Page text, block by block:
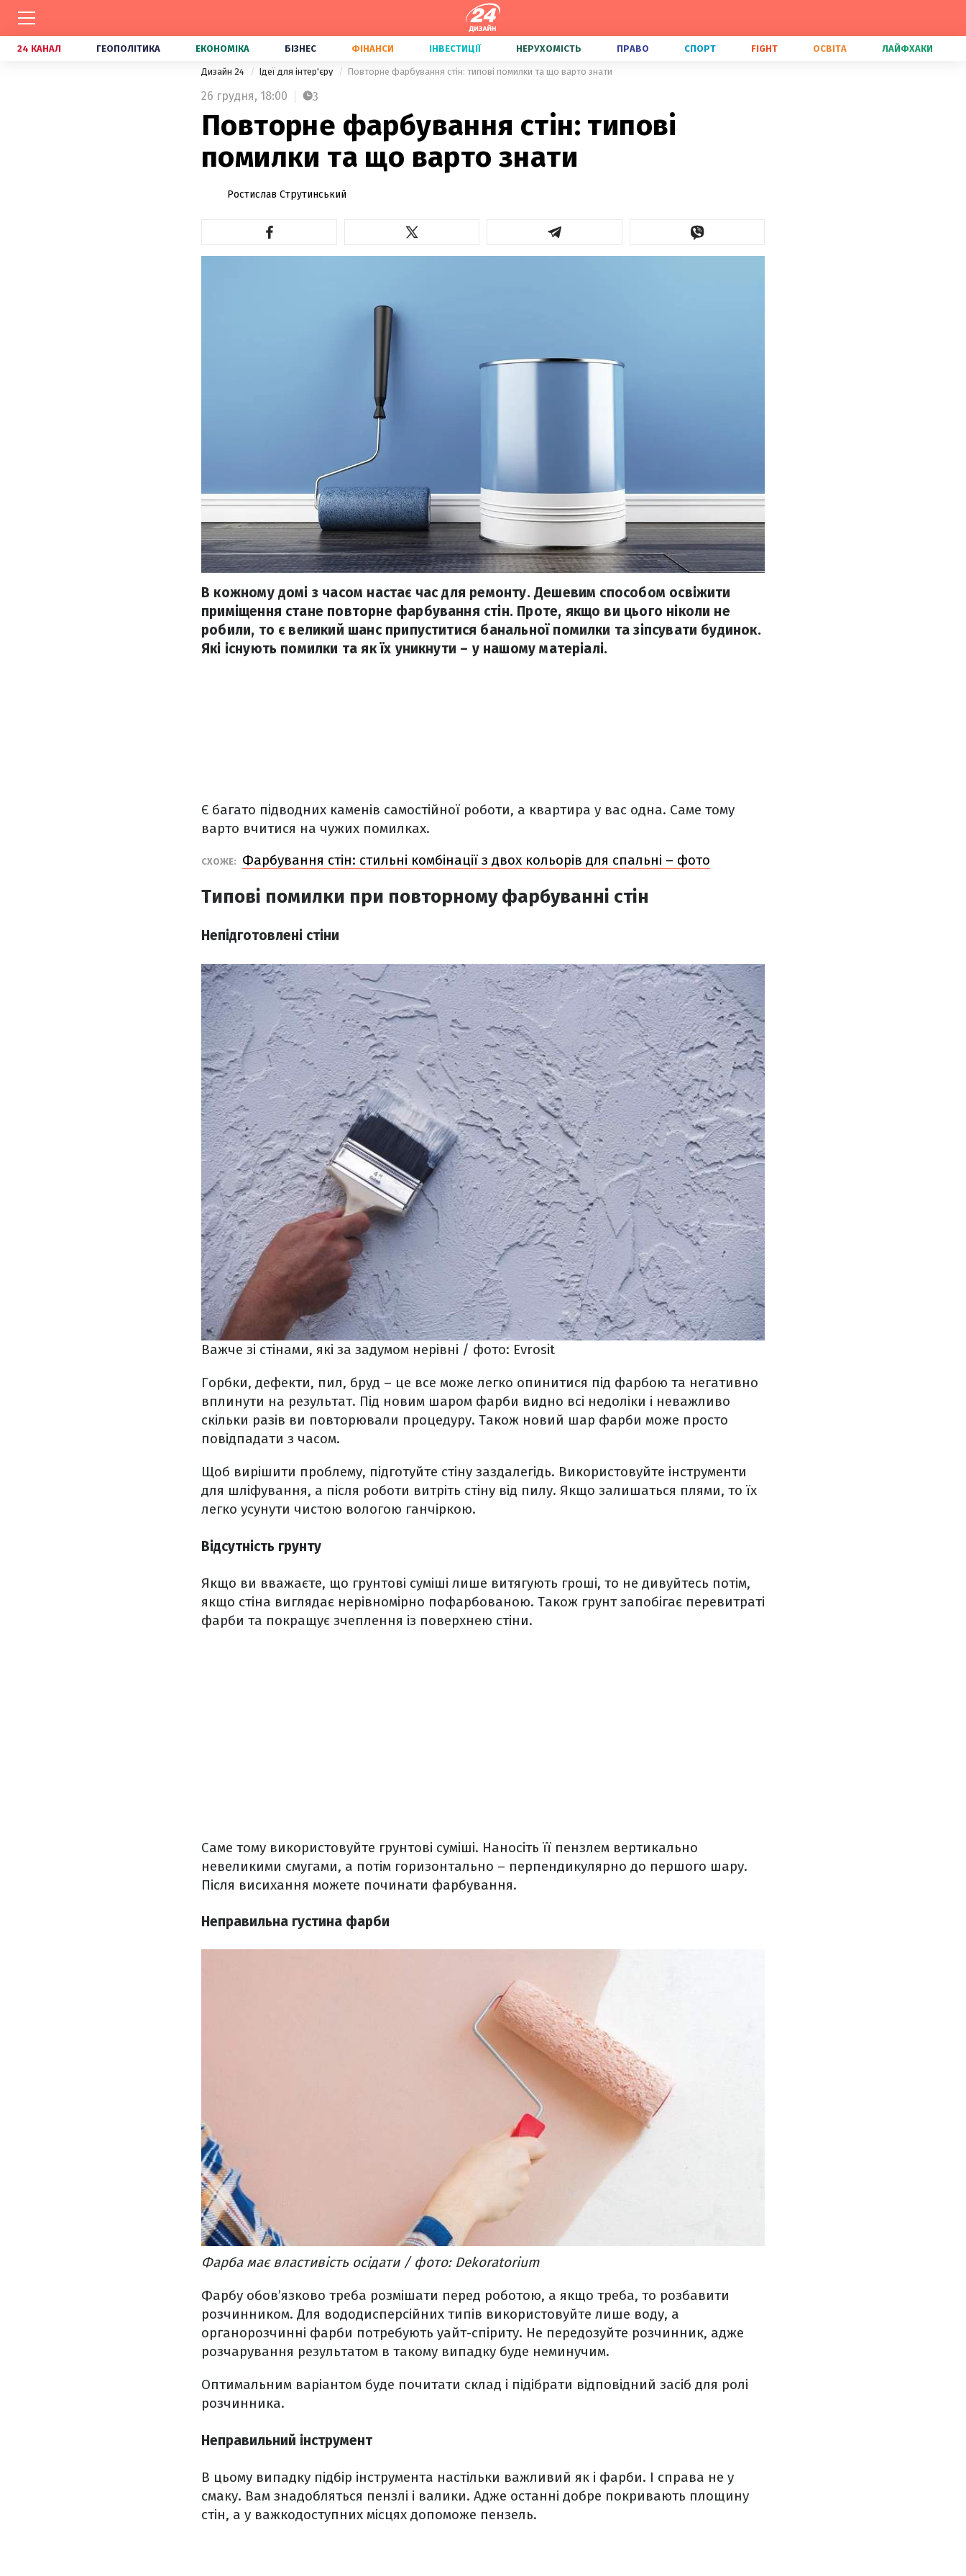
24 КАНАЛ ГЕОПОЛІТИКА ЕКОНОМІКА БІЗНЕС ФІНАНСИ ІНВЕСТИЦІЇ НЕРУХОМІСТЬ ПРАВО СПОРТ FIGHT ОСВІТА ЛАЙФХАКИ
Дизайн 24 Ідеї для інтер'єру Повторне фарбування стін: типові помилки та що варто знати
26 грудня, 18:00 3
Повторне фарбування стін: типові
помилки та що варто знати
Ростислав Струтинський
В кожному домі з часом настає час для ремонту. Дешевим способом освіжити
приміщення стане повторне фарбування стін. Проте, якщо ви цього ніколи не
робили, то є великий шанс припуститися банальної помилки та зіпсувати будинок.
Які існують помилки та як їх уникнути – у нашому матеріалі.
Є багато підводних каменів самостійної роботи, а квартира у вас одна. Саме тому
варто вчитися на чужих помилках.
СХОЖЕ: Фарбування стін: стильні комбінації з двох кольорів для спальні – фото
Типові помилки при повторному фарбуванні стін
Непідготовлені стіни
Важче зі стінами, які за задумом нерівні / фото: Evrosit
Горбки, дефекти, пил, бруд – це все може легко опинитися під фарбою та негативно
вплинути на результат. Під новим шаром фарби видно всі недоліки і неважливо
скільки разів ви повторювали процедуру. Також новий шар фарби може просто
повідпадати з часом.
Щоб вирішити проблему, підготуйте стіну заздалегідь. Використовуйте інструменти
для шліфування, а після роботи витріть стіну від пилу. Якщо залишаться плями, то їх
легко усунути чистою вологою ганчіркою.
Відсутність грунту
Якщо ви вважаєте, що грунтові суміші лише витягують гроші, то не дивуйтесь потім,
якщо стіна виглядає нерівномірно пофарбованою. Також грунт запобігає перевитраті
фарби та покращує зчеплення із поверхнею стіни.
Саме тому використовуйте грунтові суміші. Наносіть її пензлем вертикально
невеликими смугами, а потім горизонтально – перпендикулярно до першого шару.
Після висихання можете починати фарбування.
Неправильна густина фарби
Фарба має властивість осідати / фото: Dekoratorium
Фарбу обов’язково треба розмішати перед роботою, а якщо треба, то розбавити
розчинником. Для вододисперсійних типів використовуйте лише воду, а
органорозчинні фарби потребують уайт-спіриту. Не передозуйте розчинник, адже
розчарування результатом в такому випадку буде неминучим.
Оптимальним варіантом буде почитати склад і підібрати відповідний засіб для ролі
розчинника.
Неправильний інструмент
В цьому випадку підбір інструмента настільки важливий як і фарби. І справа не у
смаку. Вам знадобляться пензлі і валики. Адже останні добре покривають площину
стін, а у важкодоступних місцях допоможе пензель.